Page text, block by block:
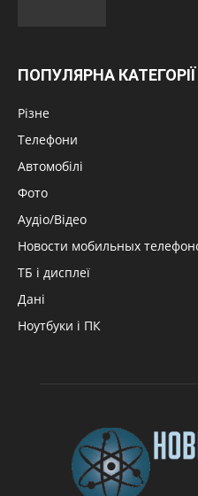
ПОПУЛЯРНА КАТЕГОРІЇ
Різне
Телефони
Автомобілі
Фото
Аудіо/Відео
Новости мобильных
ТБ і дисплеї
Дані
Ноутбуки і ПК